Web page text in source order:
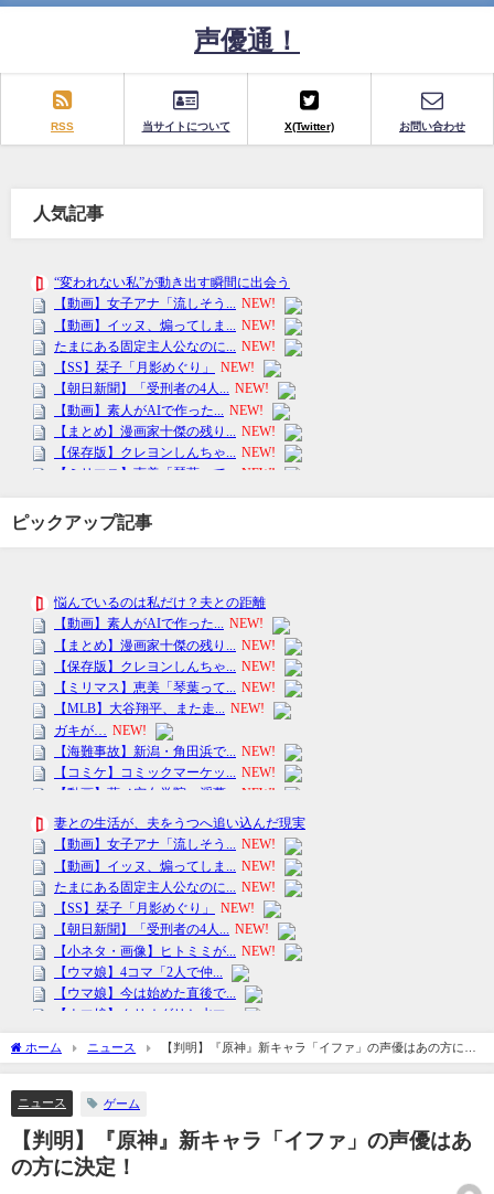
声優通！
RSS 当サイトについて X(Twitter) お問い合わせ
人気記事
ピックアップ記事
ホーム ニュース
【判明】『原神』新キャラ「イファ」の声優はあの方に決
定！
ニュース ゲーム
【判明】『原神』新キャラ「イファ」の声優はあ
の方に決定！